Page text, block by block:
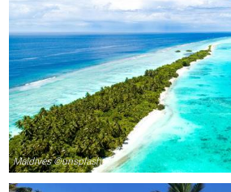
Maldives ©unsplash